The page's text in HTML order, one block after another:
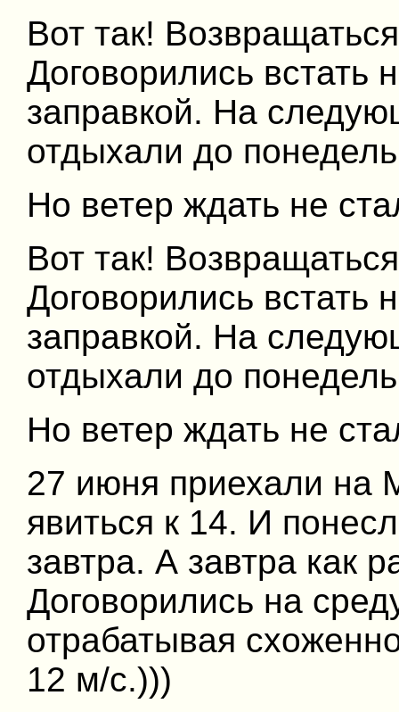
Вот так!
Договорились встать
заправкой. На
отдыхали до
Но ветер ждать не
Вот так!
Договорились встать
заправкой. На
отдыхали до
Но ветер ждать не
27 июня приехали на
явиться к 14. И
завтра. А завтра как
Договорились на
отрабатывая
12 м/с.)))